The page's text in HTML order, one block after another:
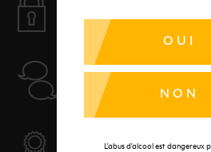
OUI
NON
L’abus d’alcool est dangereux
Payer en toute
AIDE
Nos conseillers sont